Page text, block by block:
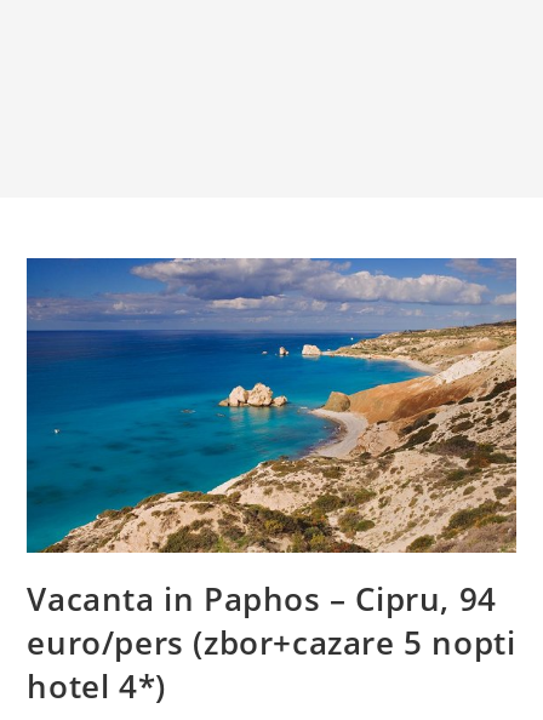
Vacanta in Paphos – Cipru, 94
euro/pers (zbor+cazare 5 nopti
hotel 4*)